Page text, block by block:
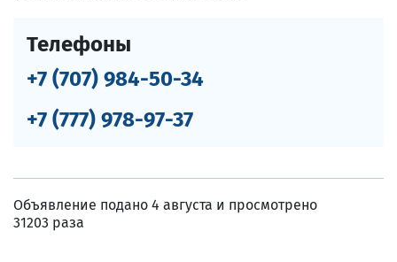
Телефоны
+7 (707) 984-50-34
+7 (777) 978-97-37
Объявление подано 4 августа и просмотрено
31203 раза